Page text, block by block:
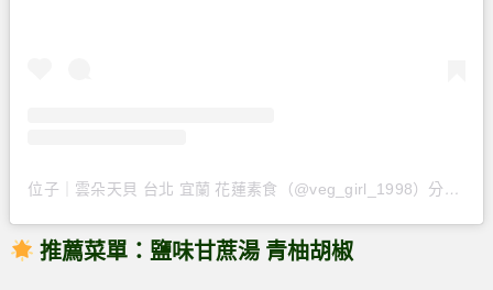
位子｜雲朵天貝 台北 宜蘭 花蓮素食（@veg_girl_1998）分享的貼文
推薦菜單： 鹽味甘蔗湯 青柚胡椒